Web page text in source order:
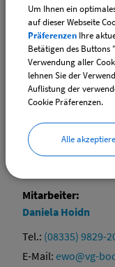
Mitarbeiter:
ElviraEhrle
E-Mail:
ewo@vg-
Website:vgem-
Mitarbeiter:
Daniela Hoidn
Tel.: (08335) 9829-
E-Mail: ewo@vg-
Um Ihnen ein
auf dieser Webseite
Präferenzen Ihre
Betätigen des Buttons
Verwendung aller
lehnen Sie der
Auflistung der
Cookie Präferenzen.
Alle